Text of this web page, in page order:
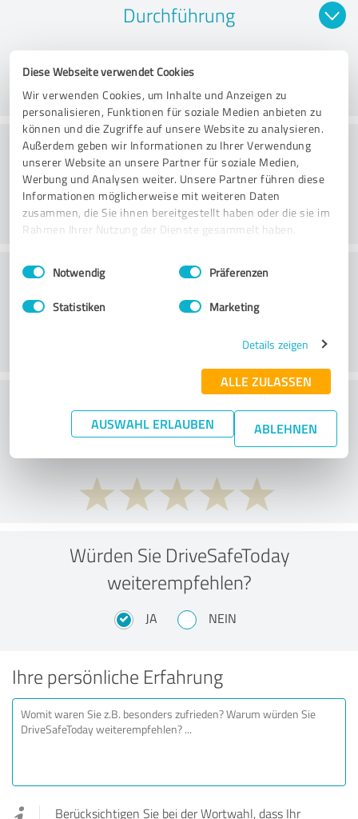
Diese Webseite verwendet Cookies
Wir verwenden Cookies, um Inhalte und Anzeigen zu
personalisieren, Funktionen für soziale Medien anbieten zu
können und die Zugriffe auf unsere Website zu analysieren.
Außerdem geben wir Informationen zu Ihrer Verwendung
unserer Website an unsere Partner für soziale Medien,
Werbung und Analysen weiter. Unsere Partner führen diese
Informationen möglicherweise mit weiteren Daten
zusammen, die Sie ihnen bereitgestellt haben oder die sie im
Rahmen Ihrer Nutzung der Dienste gesammelt haben.
Impressum Datenschutzbestimmungen
Einwilligungsauswahl
Notwendig Präferenzen
Statistiken Marketing
Details zeigen
ALLE ZULASSEN
AUSWAHL ERLAUBEN ABLEHNEN
Durchführung
Beratung
Kundenservice
Wie beurteilen Sie Ihr
Aufwand-/Nutzenverhältnis?
Würden Sie DriveSafeToday
weiterempfehlen?
JA NEIN
Ihre persönliche Erfahrung
Berücksichtigen Sie bei der Wortwahl, dass Ihr